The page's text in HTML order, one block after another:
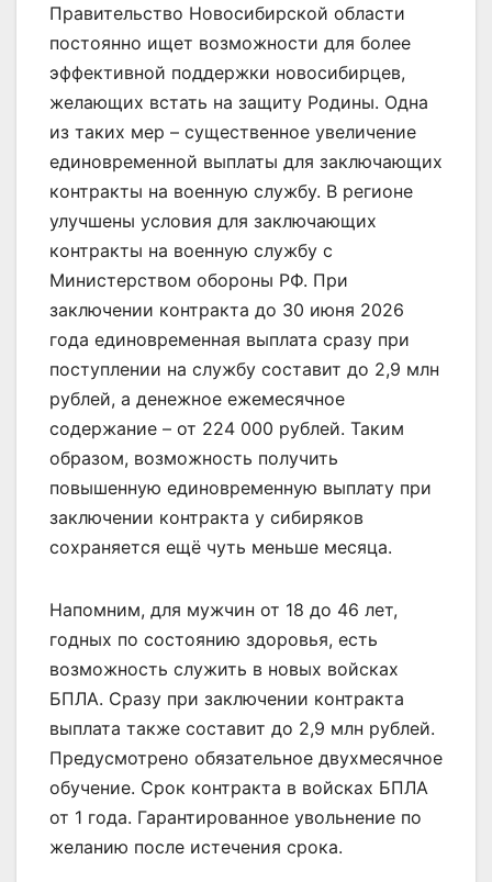
Правительство Новосибирской области
постоянно ищет возможности для более
эффективной поддержки новосибирцев,
желающих встать на защиту Родины. Одна
из таких мер – существенное увеличение
единовременной выплаты для заключающих
контракты на военную службу. В регионе
улучшены условия для заключающих
контракты на военную службу с
Министерством обороны РФ. При
заключении контракта до 30 июня 2026
года единовременная выплата сразу при
поступлении на службу составит до 2,9 млн
рублей, а денежное ежемесячное
содержание – от 224 000 рублей. Таким
образом, возможность получить
повышенную единовременную выплату при
заключении контракта у сибиряков
сохраняется ещё чуть меньше месяца.
Напомним, для мужчин от 18 до 46 лет,
годных по состоянию здоровья, есть
возможность служить в новых войсках
БПЛА. Сразу при заключении контракта
выплата также составит до 2,9 млн рублей.
Предусмотрено обязательное двухмесячное
обучение. Срок контракта в войсках БПЛА
от 1 года. Гарантированное увольнение по
желанию после истечения срока.